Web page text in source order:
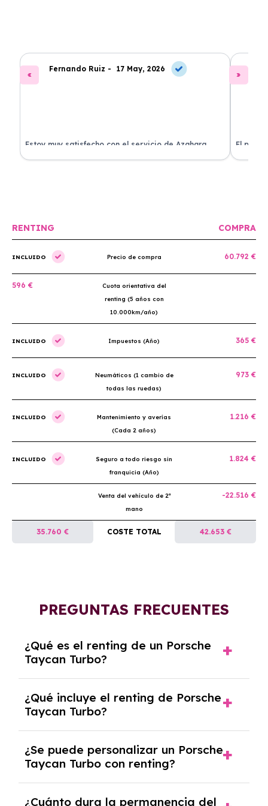
Fernando Ruiz - 17 May, 2026
Estoy muy satisfecho con el servicio de Azahara
Renting. El coche está en perfectas condiciones y el
El
llegó
RENTING COMPRA
INCLUIDO Precio de compra 60.792 €
596 €
Cuota orientativa del
renting (5 años con
10.000km/año)
INCLUIDO Impuestos (Año) 365 €
INCLUIDO
Neumáticos (1 cambio de
todas las ruedas)
973 €
INCLUIDO
Mantenimiento y averías
(Cada 2 años)
1.216 €
INCLUIDO
Seguro a todo riesgo sin
franquicia (Año)
1.824 €
Venta del vehículo de 2ª
mano
-22.516 €
35.760 € COSTE TOTAL 42.653 €
PREGUNTAS FRECUENTES
¿Qué es el renting de un Porsche
Taycan Turbo?
contrato de alquiler a largo plazo en el que
pagas una cuota mensual fija por el uso del
coche durante un periodo determinado,
generalmente entre 2 y 5 años.
¿Qué incluye el renting de Porsche
Taycan Turbo?
seguro a todo riesgo, mantenimiento,
reparaciones, impuestos, asistencia en
carretera y gestión de la documentación.
¿Se puede personalizar un Porsche
Taycan Turbo con renting?
¿Cuánto dura la permanencia del